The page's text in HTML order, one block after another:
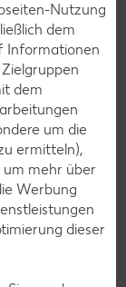
Priorität. Unser
anbieten,
auch keine
per
immer
Nutzung
dem
Informationen
dem
um die
ermitteln),
mehr über
Werbung
dieser